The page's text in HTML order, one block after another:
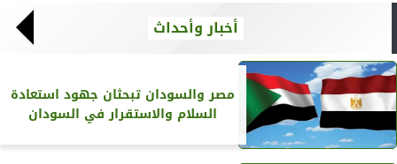
أخبار وأحداث
مصر والسودان تبحثان جهود استعادة
السلام والاستقرار في السودان